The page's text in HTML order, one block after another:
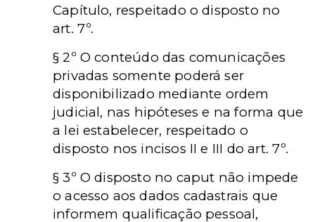
Capítulo, respeitado o disposto no
art. 7º.
§ 2º O conteúdo das comunicações
privadas somente poderá ser
disponibilizado mediante ordem
judicial, nas hipóteses e na forma que
a lei estabelecer, respeitado o
disposto nos incisos II e III do art. 7º.
§ 3º O disposto no caput não impede
o acesso aos dados cadastrais que
informem qualificação pessoal,